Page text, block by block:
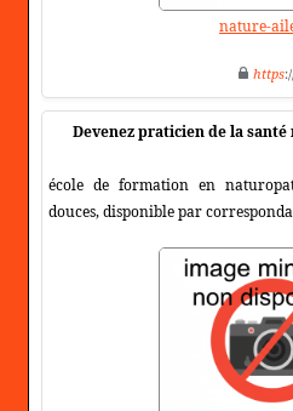
nature-
https
Devenez praticien de la
école de formation en
douces, disponible par